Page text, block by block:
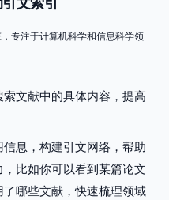
专注于计算机科学和信息科学领
文献中的具体内容，提高
息，构建引文网络，帮助
比如你可以看到某篇论文
哪些文献，快速梳理领域